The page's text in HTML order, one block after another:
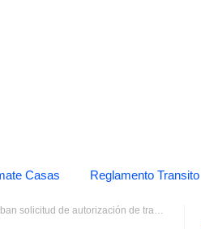
Casas Reglamento Transito
de transferencia de la obra: "Pequeño